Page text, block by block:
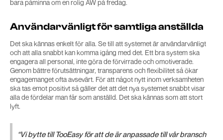
bara påminna om en rolig AW på fredag.
Användarvänligt för samtliga anställda
Det ska kännas enkelt för alla. Se till att systemet är användarvänligt
och att alla snabbt kan komma igång med det. Ett bra system ska
engagera all personal, inte göra de förvirrade och omotiverade.
Genom bättre förutsättningar, transparens och flexibilitet så ökar
engagemanget ofta avsevärt. För att något nytt inom verksamheten
ska tas emot positivt så gäller det att det nya systemet snabbt visar
alla de fördelar man får som anställd. Det ska kännas som att stort
lyft.
“Vi bytte till TooEasy för att de är anpassade till vår bransch